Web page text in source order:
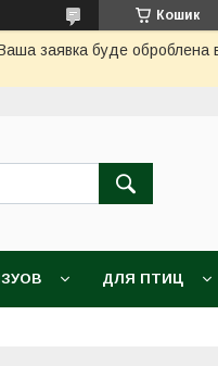
Кошик
заявка буде
ДЛЯ ПТИЦ